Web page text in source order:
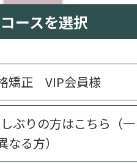
コースを選択
矯正 VIP会員様
ぶりの方はこちら（
なる方）